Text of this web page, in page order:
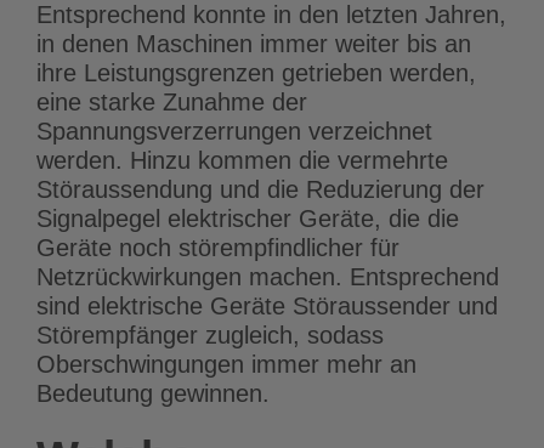
Entsprechend konnte in den letzten Jahren,
in denen Maschinen immer weiter bis an
ihre Leistungsgrenzen getrieben werden,
eine starke Zunahme der
Spannungsverzerrungen verzeichnet
werden. Hinzu kommen die vermehrte
Störaussendung und die Reduzierung der
Signalpegel elektrischer Geräte, die die
Geräte noch störempfindlicher für
Netzrückwirkungen machen. Entsprechend
sind elektrische Geräte Störaussender und
Störempfänger zugleich, sodass
Oberschwingungen immer mehr an
Bedeutung gewinnen.